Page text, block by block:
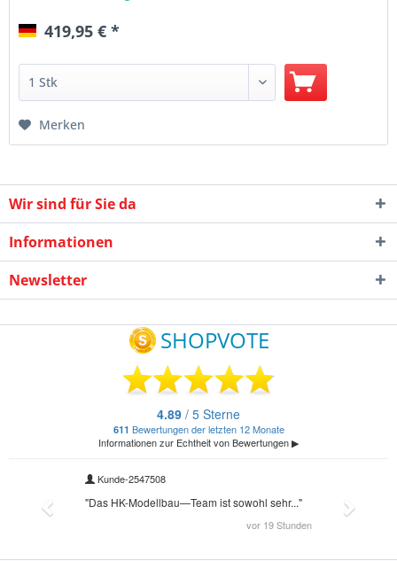
419,95 € *
Merken
Wir sind für Sie da
Informationen
Newsletter